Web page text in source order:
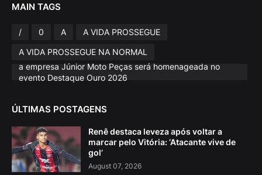
MAIN TAGS
/ 0 A
A VIDA PROSSEGUE
A VIDA PROSSEGUE NA NORMAL
a empresa Júnior Moto Peças será homenageada no
evento Destaque Ouro 2026
ÚLTIMAS POSTAGENS
Renê destaca leveza após voltar a
marcar pelo Vitória: ‘Atacante vive de
gol’
August 07, 2026